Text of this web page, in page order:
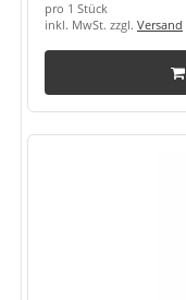
pro 1 Stück
inkl. MwSt. zzgl. Versand